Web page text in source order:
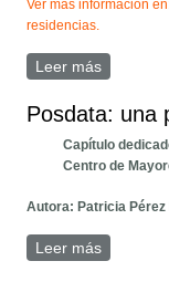
Ver más información
residencias.
Leer más
Posdata: una
Capítulo
Centro de
Autora: Patricia
Leer más